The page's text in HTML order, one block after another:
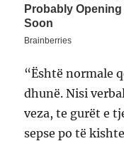
“Është normale
dhunë. Nisi
veza, te gurët e
sepse po të